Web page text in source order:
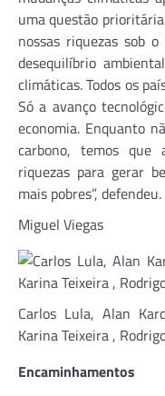
uma questão
nossas riquezas sob
desequilíbrio
climáticas. Todos os
Só a avanço
economia. Enquanto
carbono, temos que
riquezas para gerar
mais pobres”, defendeu.
Miguel Viegas
Carlos Lula, Alan
Karina Teixeira ,
Encaminhamentos